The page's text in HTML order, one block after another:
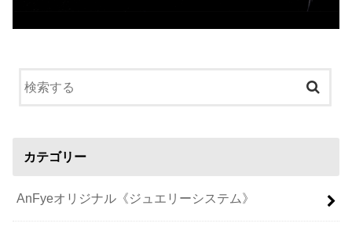
カテゴリー
AnFyeオリジナル《ジュエリーシステム》